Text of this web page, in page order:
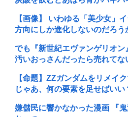
【画像】 いわゆる「美少女」
方向にしか進化しないのだろう
でも『新世紀エヴァンゲリオン
汚いおっさんだったら売れてな
【命題】ZZガンダムをリメイ
じゃあ、何の要素を足せばいい
嫌儲民に響かなかった漫画 『